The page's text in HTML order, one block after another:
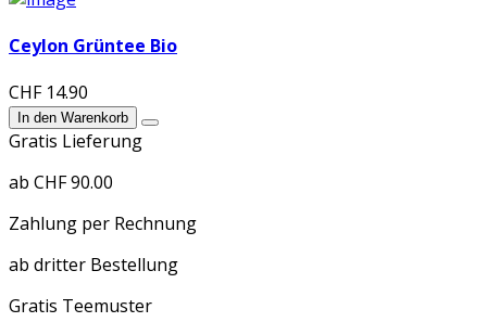
Ceylon Grüntee Bio
CHF 14.90
In den Warenkorb
Gratis Lieferung
ab CHF 90.00
Zahlung per Rechnung
ab dritter Bestellung
Gratis Teemuster